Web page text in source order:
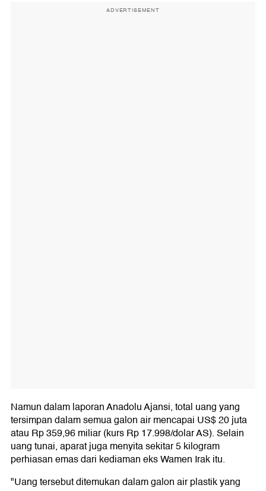
ADVERTISEMENT
Namun dalam laporan Anadolu Ajansi, total uang yang
tersimpan dalam semua galon air mencapai US$ 20 juta
atau Rp 359,96 miliar (kurs Rp 17.998/dolar AS). Selain
uang tunai, aparat juga menyita sekitar 5 kilogram
perhiasan emas dari kediaman eks Wamen Irak itu.
"Uang tersebut ditemukan dalam galon air plastik yang